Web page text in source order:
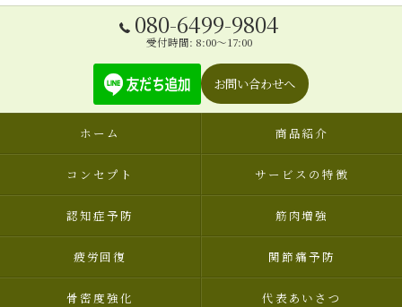
080-6499-9804
受付時間: 8:00～17:00
お問い合わせへ
ホーム 商品紹介
コンセプト サービスの特徴
認知症予防 筋肉増強
疲労回復 関節痛予防
骨密度強化 代表あいさつ